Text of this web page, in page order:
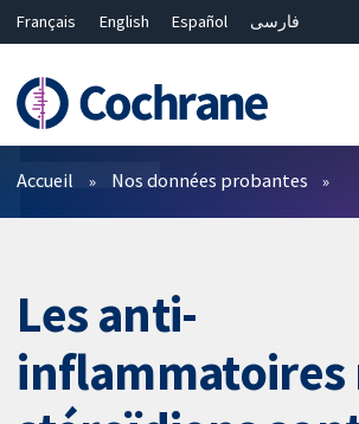
Français English Español
فارسی
Bahasa Malaysia
ไทย
繁體中文
简体中文
Filtres
Accueil Nos données probantes
Les anti-
inflammatoires